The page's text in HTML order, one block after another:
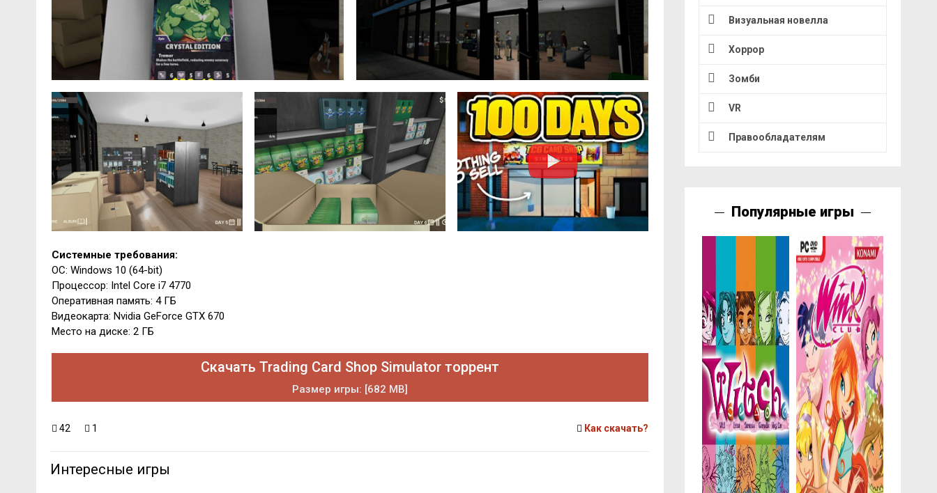
Системные требования:
ОС: Windows 10 (64-bit)
Процессор: Intel Core i7 4770
Оперативная память: 4 ГБ
Видеокарта: Nvidia GeForce GTX 670
Место на диске: 2 ГБ
Скачать Trading Card Shop Simulator торрент
Размер игры: [682 MB]
42 1 Как скачать?
Интересные игры
Визуальная новелла
Хоррор
Зомби
VR
Правообладателям
Популярные игры